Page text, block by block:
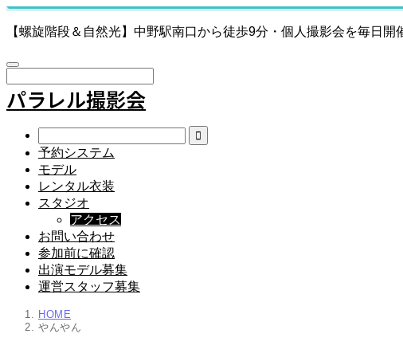
【螺旋階段＆自然光】中野駅南口から徒歩9分・個人撮影会を毎日
パラレル撮影会
予約システム
モデル
レンタル衣装
スタジオ
アクセス
お問い合わせ
参加前に確認
出演モデル募集
運営スタッフ募集
HOME
やんやん